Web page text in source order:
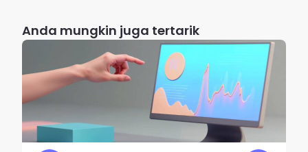
Anda mungkin juga tertarik